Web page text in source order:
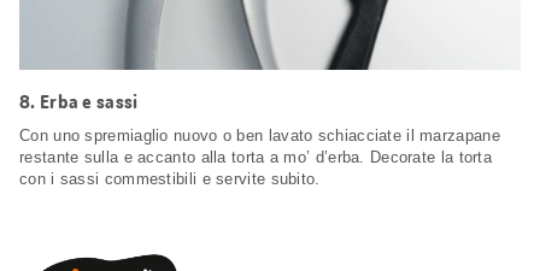
8. Erba e sassi
Con uno spremiaglio nuovo o ben lavato schiacciate il marzapane
restante sulla e accanto alla torta a mo’ d’erba. Decorate la torta
con i sassi commestibili e servite subito.